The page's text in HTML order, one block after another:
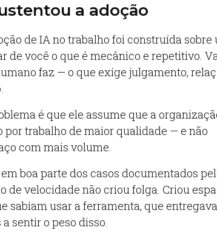
a adoção
de IA no trabalho foi construída sobre
de você o que é mecânico e repetitivo.
faz — o que exige julgamento,
é que ele assume que a
por trabalho de maior qualidade — e não
com mais volume.
boa parte dos casos documentados
de velocidade não criou folga. Criou
sabiam usar a ferramenta, que
sentir o peso disso.